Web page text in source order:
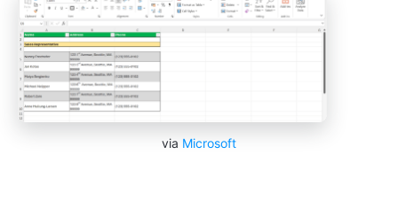
via Microsoft